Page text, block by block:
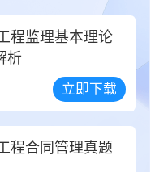
程监理基本理论
析
立即下载
程合同管理真题